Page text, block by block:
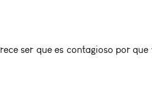
ser que es contagioso por